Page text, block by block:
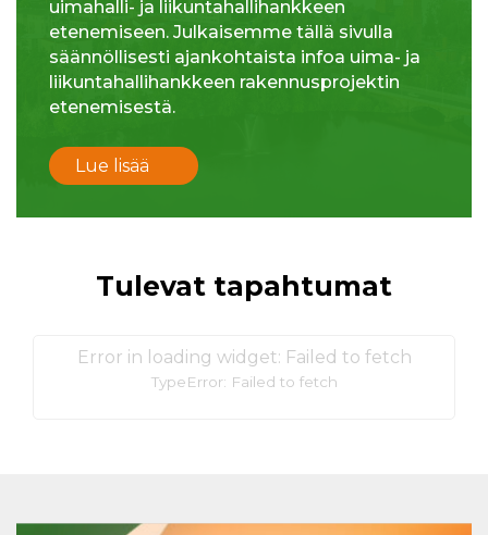
uimahalli- ja liikuntahallihankkeen
etenemiseen. Julkaisemme tällä sivulla
säännöllisesti ajankohtaista infoa uima- ja
liikuntahallihankkeen rakennusprojektin
etenemisestä.
Lue lisää
Tulevat tapahtumat
Error in loading widget: Failed to fetch
TypeError: Failed to fetch